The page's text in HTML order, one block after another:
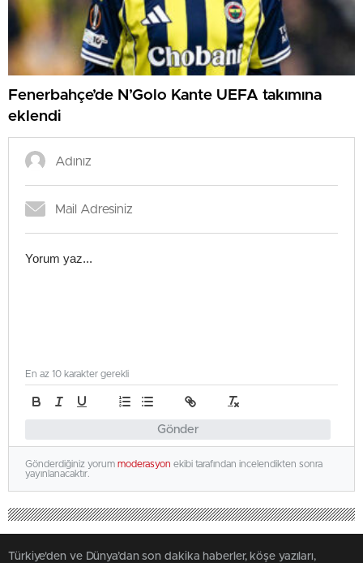
Fenerbahçe’de N’Golo Kante UEFA takımına
eklendi
Gönder
En az 10 karakter gerekli
Gönderdiğiniz yorum moderasyon ekibi tarafından incelendikten sonra
yayınlanacaktır.
Türkiye'den ve Dünya’dan son dakika haberler, köşe yazıları,